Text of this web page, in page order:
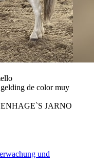
de color muy
JARNO
und